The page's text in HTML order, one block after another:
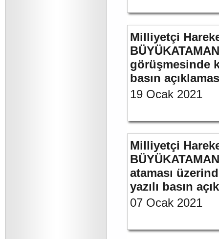
Milliyetçi
görüşmesinde
basın
19 Ocak 2021
Milliyetçi
ataması
yazılı basın
07 Ocak 2021